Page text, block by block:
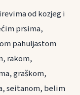
od kozjeg i
prsima,
pahuljastom
rakom,
graškom,
seitanom, belim